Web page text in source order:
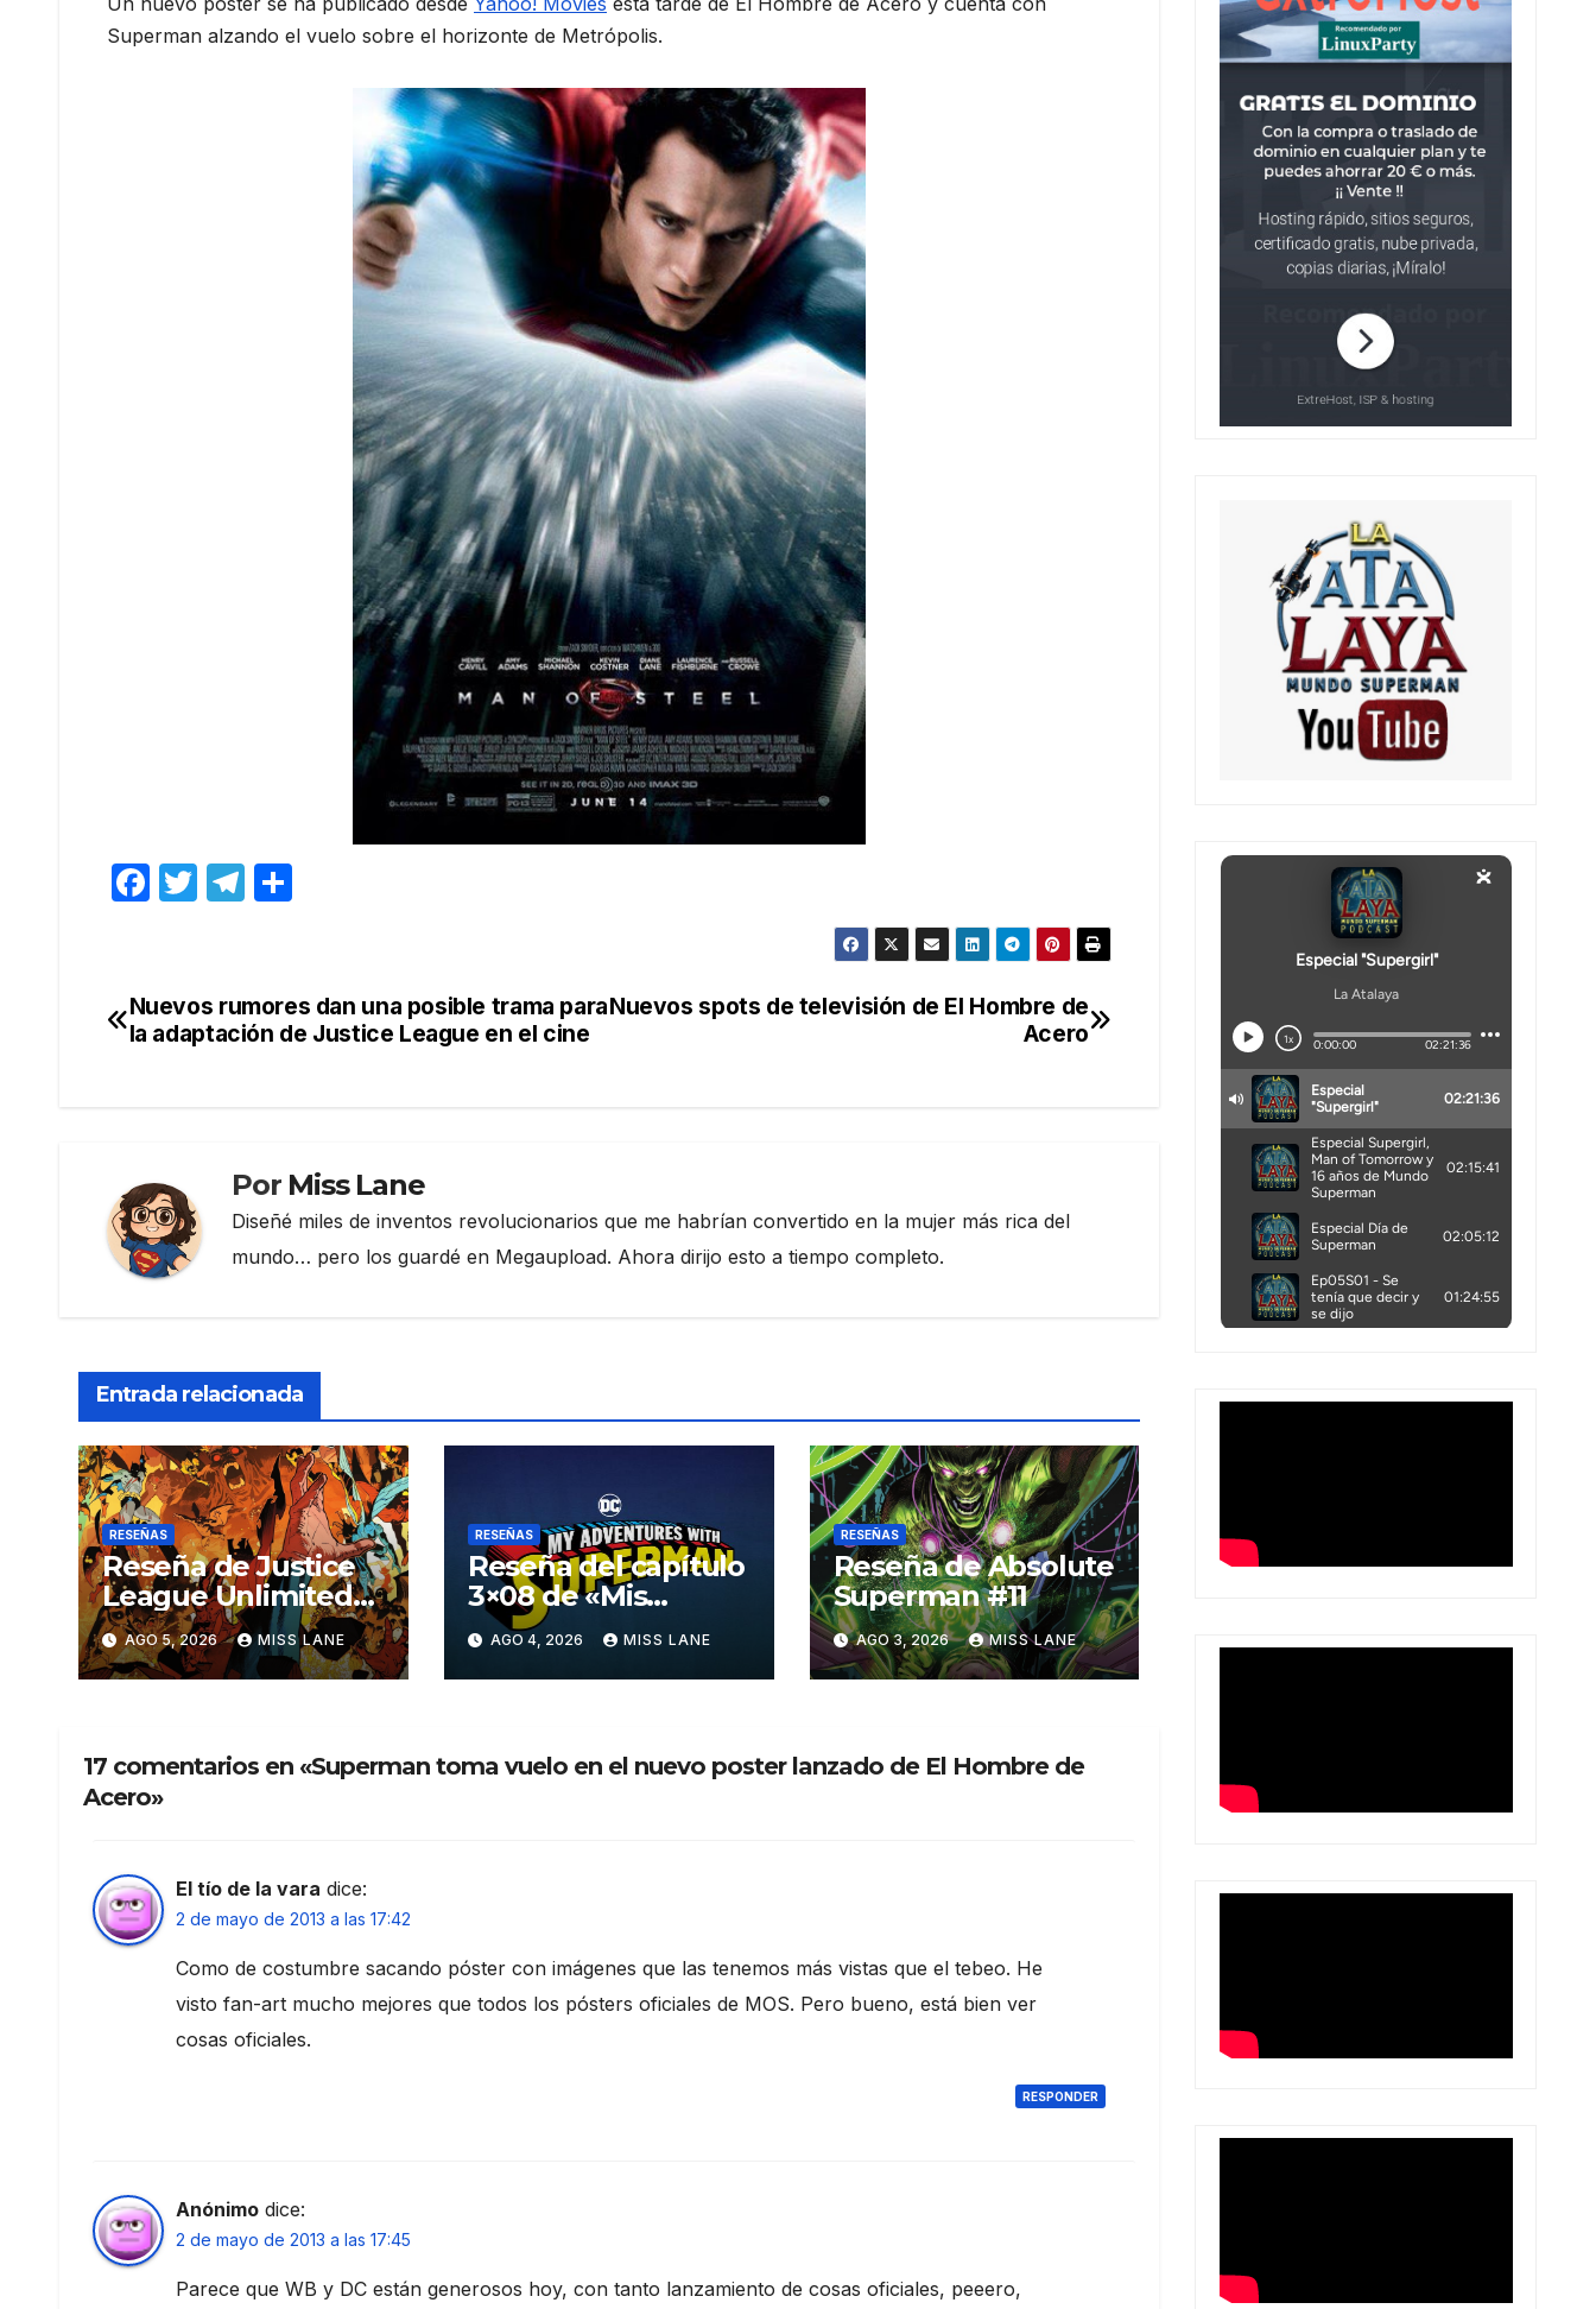
Superman alzando el vuelo sobre el horizonte de Metrópolis.
F
e
b
T
er
T
gr
a
p
ar
Navegación
Nuevos spots de televisión de El Hombre de
Acero
Nuevos rumores dan una posible trama para
la adaptación de Justice League en el cine
Por Miss Lane
Diseñé miles de inventos revolucionarios que me habrían convertido en la mujer más rica del
mundo… pero los guardé en Megaupload. Ahora dirijo esto a tiempo completo.
Entrada relacionada
RESEÑAS
Reseña de Justice
League Unlimited
#11AGO 5, 2026 MISS LANE
RESEÑAS
Reseña del capítulo
3×08 de «Mis
aventuras con
Superman»
AGO 4, 2026 MISS LANE
RESEÑAS
Reseña de Absolute
Superman #11
AGO 3, 2026 MISS LANE
17 comentarios en «Superman toma vuelo en el nuevo poster lanzado de El Hombre de
Acero»
El tío de la vara dice:
2 de mayo de 2013 a las 17:42
Como de costumbre sacando póster con imágenes que las tenemos más vistas que el tebeo. He
visto fan-art mucho mejores que todos los pósters oficiales de MOS. Pero bueno, está bien ver
cosas oficiales.
RESPONDER
Anónimo dice:
2 de mayo de 2013 a las 17:45
Parece que WB y DC están generosos hoy, con tanto lanzamiento de cosas oficiales, peeero,